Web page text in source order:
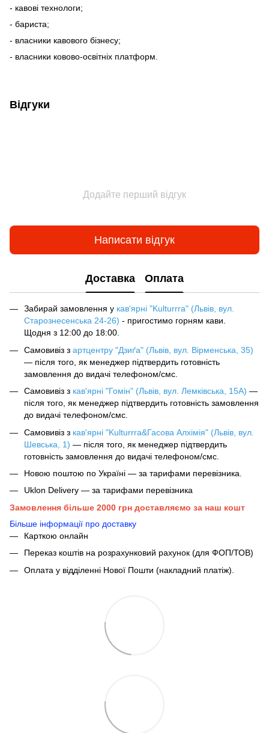
- кавові технологи;
- бариста;
- власники кавового бізнесу;
- власники ковово-освітніх платформ.
Відгуки
Додайте перший відгук
Написати відгук
Доставка Оплата
Забирай замовлення у кав‘ярні "Kulturrra" (Львів, вул.
Старознесенська 24-26) - пригостимо горням кави.
Щодня з 12:00 до 18:00.
Самовивіз з артцентру "Дзиґа" (Львів, вул. Вірменська, 35)
— після того, як менеджер підтвердить готовність
замовлення до видачі телефоном/смс.
Самовивіз з кав'ярні "Гомін" (Львів, вул. Лемківська, 15А) —
після того, як менеджер підтвердить готовність замовлення
до видачі телефоном/смс.
Самовивіз з кав'ярні "Kulturrra&Гасова Алхімія" (Львів, вул.
Шевська, 1) — після того, як менеджер підтвердить
готовність замовлення до видачі телефоном/смс.
Новою поштою по Україні — за тарифами перевізника.
Uklon Delivery — за тарифами перевізника
Замовлення більше 2000 грн доставляємо за наш кошт
Більше інформації про доставку
Карткою онлайн
Переказ коштів на розрахунковий рахунок (для ФОП/ТОВ)
Оплата у відділенні Нової Пошти (накладний платіж).